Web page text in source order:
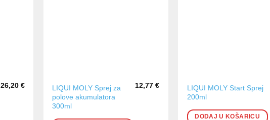
26,20€
LIQUI MOLY Sprej za
polove akumulatora
300ml
12,77€
LIQUI MOLY Start Sprej
200ml
DODAJ U KOŠARICU